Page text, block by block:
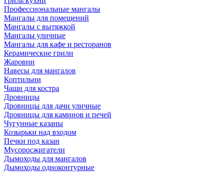
Профессиональные мангалы
Мангалы для помещений
Мангалы с вытяжкой
Мангалы уличные
Мангалы для кафе и ресторанов
Керамические грили
Жаровни
Навесы для мангалов
Коптильни
Чаши для костра
Дровницы
Дровницы для дачи уличные
Дровницы для каминов и печей
Чугунные казаны
Козырьки над входом
Печки под казан
Мусоросжигатели
Дымоходы для мангалов
Дымоходы одноконтурные